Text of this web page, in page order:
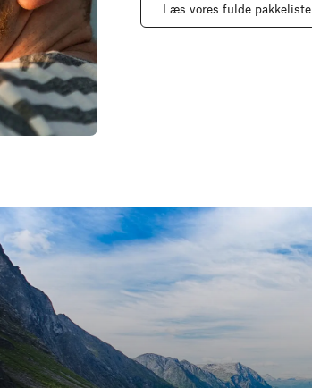
Læs vores fulde pakkeliste